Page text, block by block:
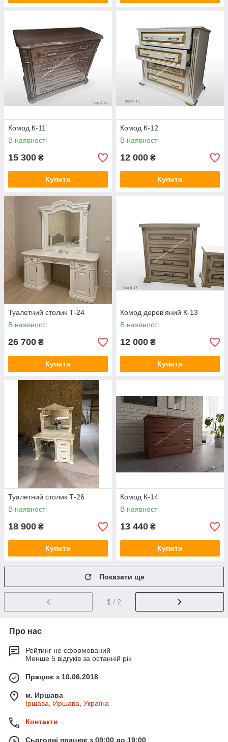
Комод К-11
В наявності
15 300 ₴
Купити
Комод К-12
В наявності
12 000 ₴
Купити
Туалетний столик Т-24
В наявності
26 700 ₴
Купити
Комод дерев'яний К-13
В наявності
12 000 ₴
Купити
Туалетний столик Т-26
В наявності
18 900 ₴
Купити
Комод К-14
В наявності
13 440 ₴
Купити
Показати ще
1 / 2
Про нас
Рейтинг не сформований
Менше 5 відгуків за останній рік
Працює з 10.06.2018
м. Иршава
Іршава, Иршава, Україна
Контакти
Сьогодні працює з 09:00 до 19:00